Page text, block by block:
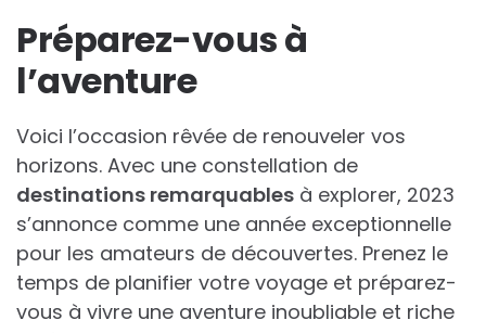
Préparez-vous à
l’aventure
Voici l’occasion rêvée de renouveler vos
horizons. Avec une constellation de
destinations remarquables à explorer, 2023
s’annonce comme une année exceptionnelle
pour les amateurs de découvertes. Prenez le
temps de planifier votre voyage et préparez-
vous à vivre une aventure inoubliable et riche